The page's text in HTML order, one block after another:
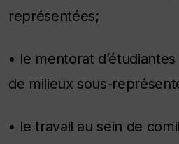
représentées;
• le mentorat
de milieux sous-
• le travail au sein de